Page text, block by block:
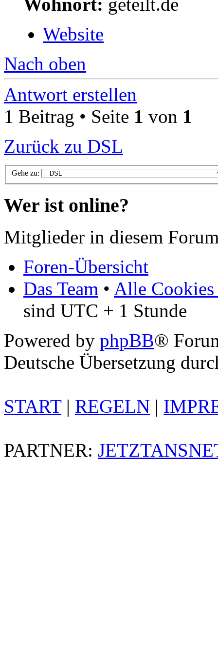
Website
Nach oben
Antwort erstellen
1 Beitrag • Seite 1 von 1
Zurück zu DSL
Gehe zu:
Wer ist online?
Mitglieder in diesem
Foren-Übersicht
Das Team • Alle Cookies
sind UTC + 1 Stunde
Powered by phpBB®
Deutsche Übersetzung
START| REGELN |
PARTNER: